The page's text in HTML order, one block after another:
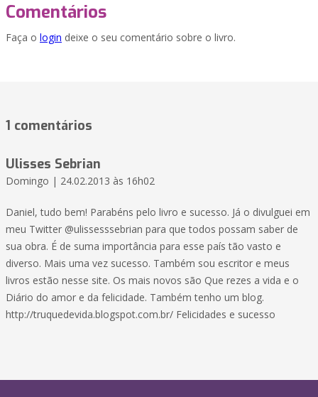
Comentários
Faça o login deixe o seu comentário sobre o livro.
1 comentários
Ulisses Sebrian
Domingo | 24.02.2013 às 16h02
Daniel, tudo bem! Parabéns pelo livro e sucesso. Já o divulguei em
meu Twitter @ulissesssebrian para que todos possam saber de
sua obra. É de suma importância para esse país tão vasto e
diverso. Mais uma vez sucesso. Também sou escritor e meus
livros estão nesse site. Os mais novos são Que rezes a vida e o
Diário do amor e da felicidade. Também tenho um blog.
http://truquedevida.blogspot.com.br/ Felicidades e sucesso